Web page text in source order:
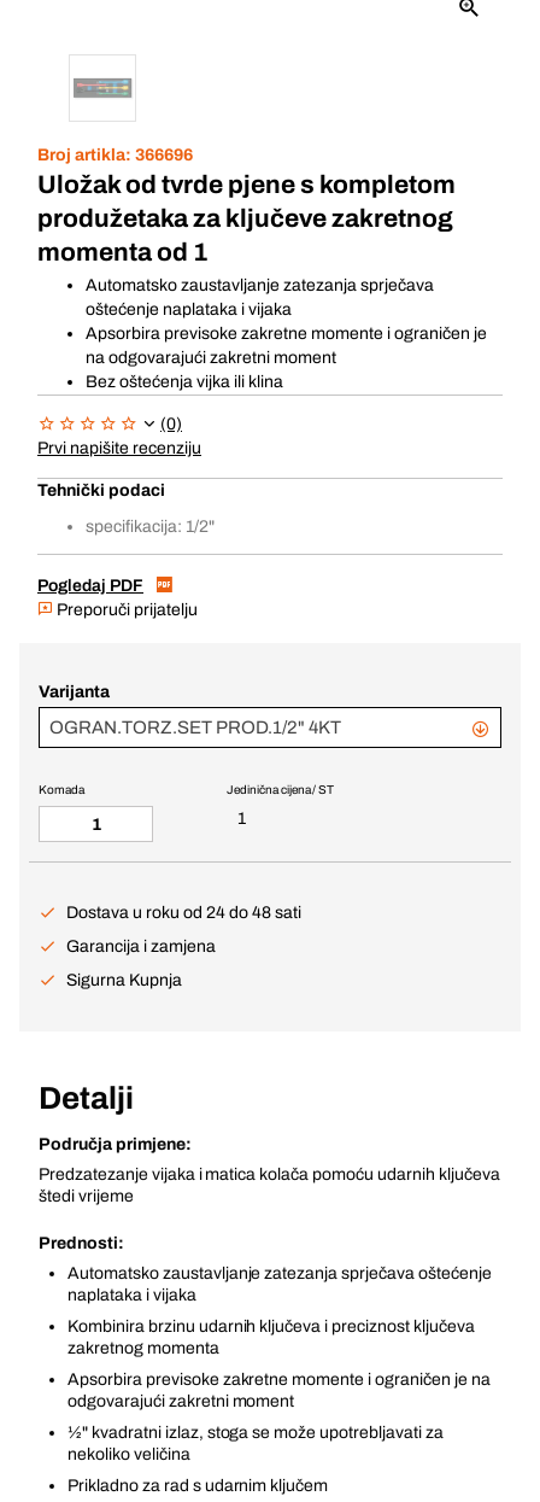
Broj artikla: 366696
Uložak od tvrde pjene s kompletom
produžetaka za ključeve zakretnog
momenta od 1
Automatsko zaustavljanje zatezanja sprječava
oštećenje naplataka i vijaka
Apsorbira previsoke zakretne momente i ograničen je
na odgovarajući zakretni moment
Bez oštećenja vijka ili klina
(0)
Prvi napišite recenziju
Tehnički podaci
specifikacija: 1/2"
Pogledaj PDF
Preporuči prijatelju
Varijanta
OGRAN.TORZ.SET PROD.1/2" 4KT
Jedinična cijena / ST
1
Komada
Dostava u roku od 24 do 48 sati
Garancija i zamjena
Sigurna Kupnja
Detalji
Područja primjene:
Predzatezanje vijaka i matica kolača pomoću udarnih ključeva
štedi vrijeme
Prednosti:
Automatsko zaustavljanje zatezanja sprječava oštećenje
naplataka i vijaka
Kombinira brzinu udarnih ključeva i preciznost ključeva
zakretnog momenta
Apsorbira previsoke zakretne momente i ograničen je na
odgovarajući zakretni moment
½" kvadratni izlaz, stoga se može upotrebljavati za
nekoliko veličina
Prikladno za rad s udarnim ključem